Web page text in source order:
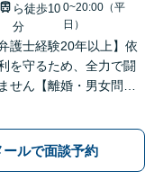
ら徒歩10
分
0~20:00（平
日）
護士経験20年以上】依
を守るため、全力で闘
せん【離婚・男女問
積極的に対応【夜間／
】
ールで面談予約